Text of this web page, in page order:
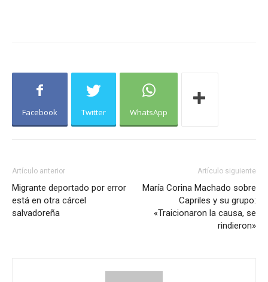
Facebook Twitter WhatsApp
Artículo anterior
Migrante deportado por error
está en otra cárcel
salvadoreña
Artículo siguiente
María Corina Machado sobre
Capriles y su grupo:
«Traicionaron la causa, se
rindieron»